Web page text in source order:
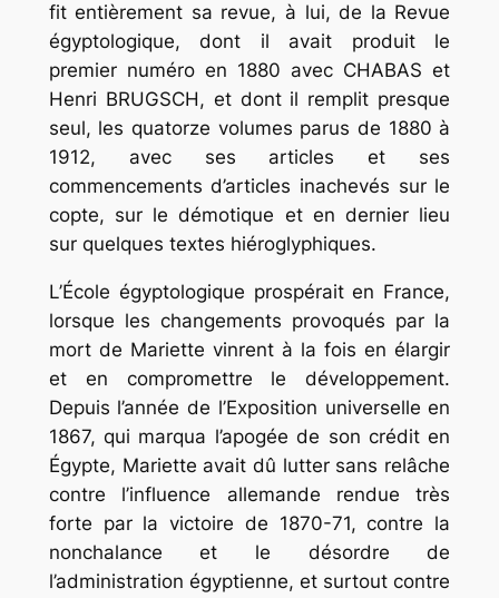
fit entièrement sa revue, à lui, de la Revue
égyptologique, dont il avait produit le
premier numéro en 1880 avec CHABAS et
Henri BRUGSCH, et dont il remplit presque
seul, les quatorze volumes parus de 1880 à
1912, avec ses articles et ses
commencements d’articles inachevés sur le
copte, sur le démotique et en dernier lieu
sur quelques textes hiéroglyphiques.
L’École égyptologique prospérait en France,
lorsque les changements provoqués par la
mort de Mariette vinrent à la fois en élargir
et en compromettre le développement.
Depuis l’année de l’Exposition universelle en
1867, qui marqua l’apogée de son crédit en
Égypte, Mariette avait dû lutter sans relâche
contre l’influence allemande rendue très
forte par la victoire de 1870-71, contre la
nonchalance et le désordre de
l’administration égyptienne, et surtout contre